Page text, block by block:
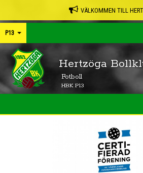
VÄLKOMMEN TILL
P13
Hertzöga
Fotboll
HBK P13